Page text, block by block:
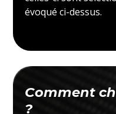
évoqué ci-dessus.
Comment
?